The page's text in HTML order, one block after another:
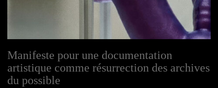
Manifeste pour une documentation
artistique comme résurrection des archives
du possible